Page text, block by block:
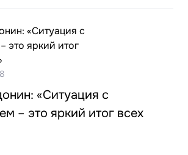
«Ситуация с
– это яркий итог всех